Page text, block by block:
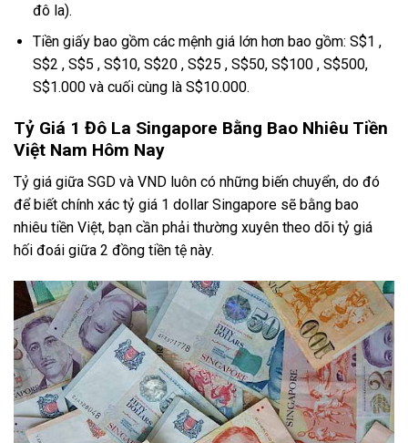
đô la).
Tiền giấy bao gồm các mệnh giá lớn hơn bao gồm: S$1 ,
S$2 , S$5 , S$10, S$20 , S$25 , S$50, S$100 , S$500,
S$1.000 và cuối cùng là S$10.000.
Tỷ Giá 1 Đô La Singapore Bằng Bao Nhiêu Tiền
Việt Nam Hôm Nay
Tỷ giá giữa SGD và VND luôn có những biến chuyển, do đó
để biết chính xác tỷ giá 1 dollar Singapore sẽ bằng bao
nhiêu tiền Việt, bạn cần phải thường xuyên theo dõi tỷ giá
hối đoái giữa 2 đồng tiền tệ này.